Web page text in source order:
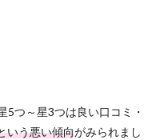
5つ～星3つは良い口コミ・
いう悪い傾向がみられまし